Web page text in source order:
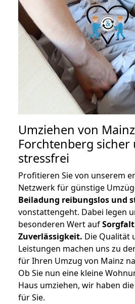
Umziehen von
Forchtenberg sicher
stressfrei
Profitieren Sie von unserem
Netzwerk für günstige
Beiladung reibungslos und
vonstattengeht. Dabei legen
besonderen Wert auf
Zuverlässigkeit. Die Qualität
Leistungen machen uns zu
für Ihren Umzug von Mainz
Ob Sie nun eine kleine
Haus umziehen, wir haben
für Sie.